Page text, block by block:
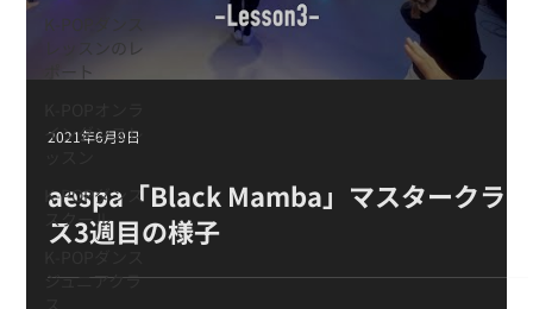
K-POPダンス
レッスンのレ
ポート
インダンスレ
K-POPダンス
スクール
ジュニアクラ
2021年6月9日
aespa「Black Mamba」 マスタークラ
ス 3週目の様子